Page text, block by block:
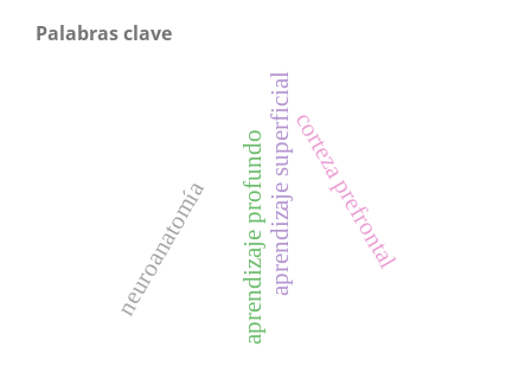
Palabras clave
neuroanatomía aprendizaje profundoaprendizaje superficialcorteza prefrontal